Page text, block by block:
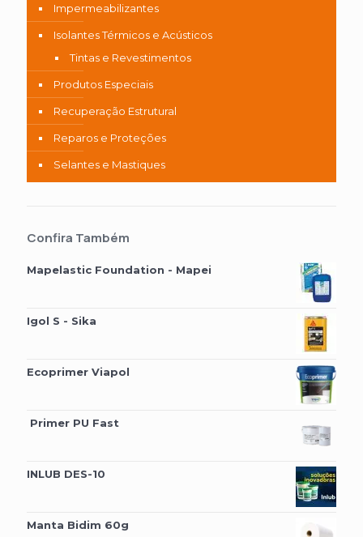
Impermeabilizantes
Isolantes Térmicos e Acústicos
Tintas e Revestimentos
Produtos Especiais
Recuperação Estrutural
Reparos e Proteções
Selantes e Mastiques
Confira Também
Mapelastic Foundation - Mapei
Igol S - Sika
Ecoprimer Viapol
Primer PU Fast
INLUB DES-10
Manta Bidim 60g